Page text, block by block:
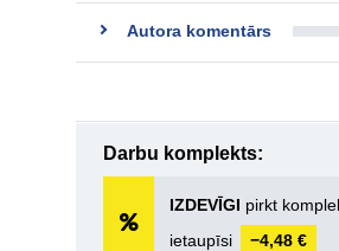
Autora komentārs
Darbu komplekts:
IZDEVĪGI pirkt
ietaupīsi
−4,48 €